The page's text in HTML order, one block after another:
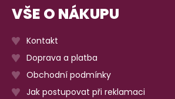
VŠE O NÁKUPU
Kontakt
Doprava a platba
Obchodní podmínky
Jak postupovat při reklamaci